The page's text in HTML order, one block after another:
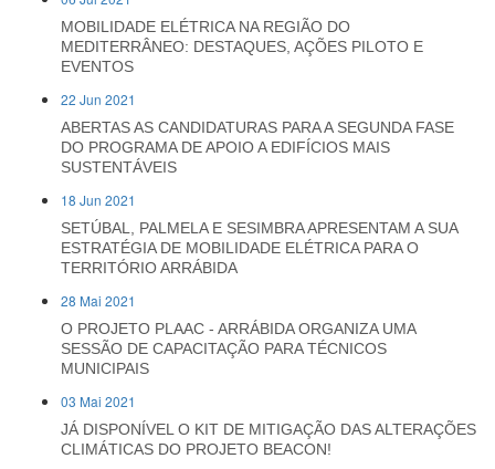
MOBILIDADE ELÉTRICA NA REGIÃO DO
MEDITERRÂNEO: DESTAQUES, AÇÕES PILOTO E
EVENTOS
22 Jun 2021
ABERTAS AS CANDIDATURAS PARA A SEGUNDA FASE
DO PROGRAMA DE APOIO A EDIFÍCIOS MAIS
SUSTENTÁVEIS
18 Jun 2021
SETÚBAL, PALMELA E SESIMBRA APRESENTAM A SUA
ESTRATÉGIA DE MOBILIDADE ELÉTRICA PARA O
TERRITÓRIO ARRÁBIDA
28 Mai 2021
O PROJETO PLAAC - ARRÁBIDA ORGANIZA UMA
SESSÃO DE CAPACITAÇÃO PARA TÉCNICOS
MUNICIPAIS
03 Mai 2021
JÁ DISPONÍVEL O KIT DE MITIGAÇÃO DAS ALTERAÇÕES
CLIMÁTICAS DO PROJETO BEACON!